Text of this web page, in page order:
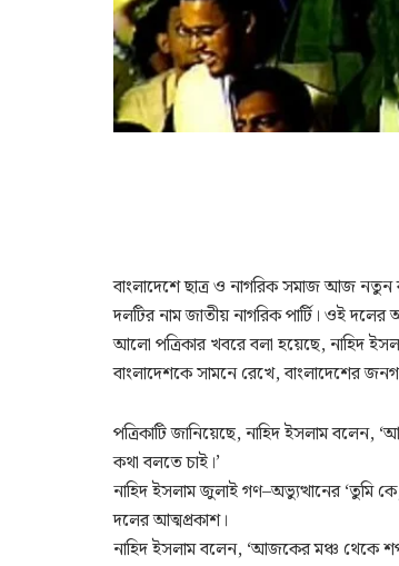
বাংলাদেশে ছাত্র ও নাগরিক সমাজ আজ নতুন
দলটির নাম জাতীয় নাগরিক পার্টি। ওই দলের
আলো পত্রিকার খবরে বলা হয়েছে, নাহিদ
বাংলাদেশকে সামনে রেখে, বাংলাদেশের
পত্রিকাটি জানিয়েছে, নাহিদ ইসলাম বলেন,
কথা বলতে চাই।’
নাহিদ ইসলাম জুলাই গণ–অভ্যুত্থানের ‘তুমি
দলের আত্মপ্রকাশ।
নাহিদ ইসলাম বলেন, ‘আজকের মঞ্চ থেকে